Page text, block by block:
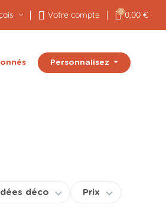
Votre compte 0 0,00 €
Personnalisez
déco Prix